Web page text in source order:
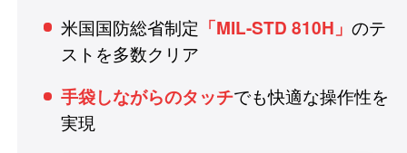
米国国防総省制定 「MIL-STD 810H」 のテ
ストを多数クリア
手袋しながらのタッチでも快適な操作性を
実現